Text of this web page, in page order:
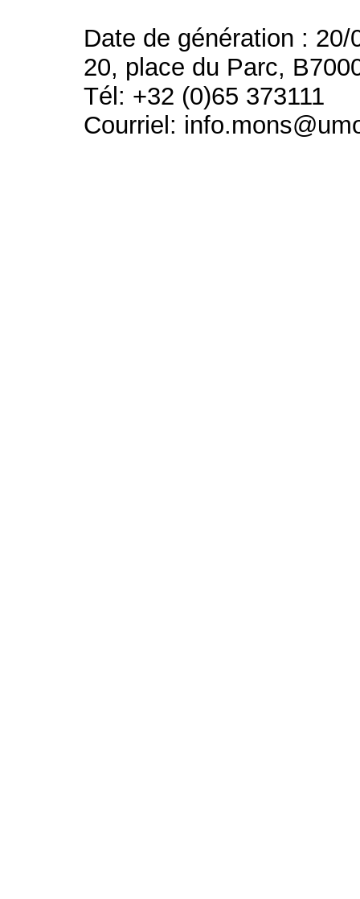
Date de génération : 20/
20, place du Parc,
Tél: +32 (0)65 373111
Courriel: